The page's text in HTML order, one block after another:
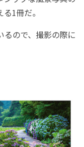
1冊だ。
ので、撮影の際に